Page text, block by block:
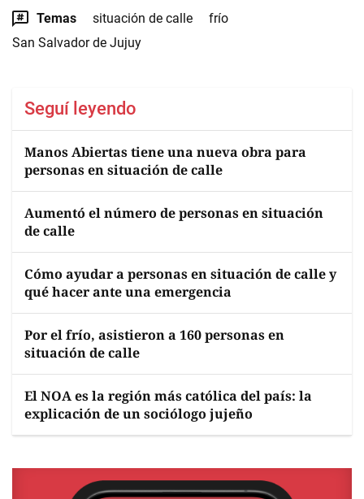
Temas situación de calle
frío
San Salvador de Jujuy
Seguí leyendo
Manos Abiertas tiene una nueva obra para
personas en situación de calle
Aumentó el número de personas en situación
de calle
Cómo ayudar a personas en situación de calle y
qué hacer ante una emergencia
Por el frío, asistieron a 160 personas en
situación de calle
El NOA es la región más católica del país: la
explicación de un sociólogo jujeño